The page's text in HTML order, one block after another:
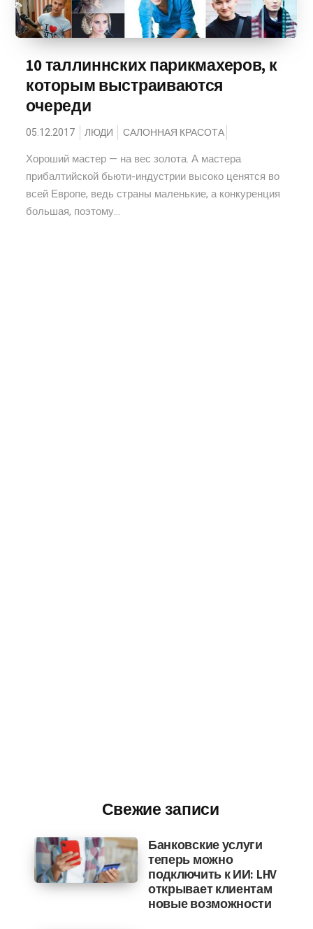
10 таллиннских парикмахеров, к
которым выстраиваются
очереди
05.12.2017 ЛЮДИ САЛОННАЯ КРАСОТА
Хороший мастер — на вес золота. А мастера
прибалтийской бьюти-индустрии высоко ценятся во
всей Европе, ведь страны маленькие, а конкуренция
большая, поэтому...
Свежие записи
Банковские услуги
теперь можно
подключить к ИИ: LHV
открывает клиентам
новые возможности